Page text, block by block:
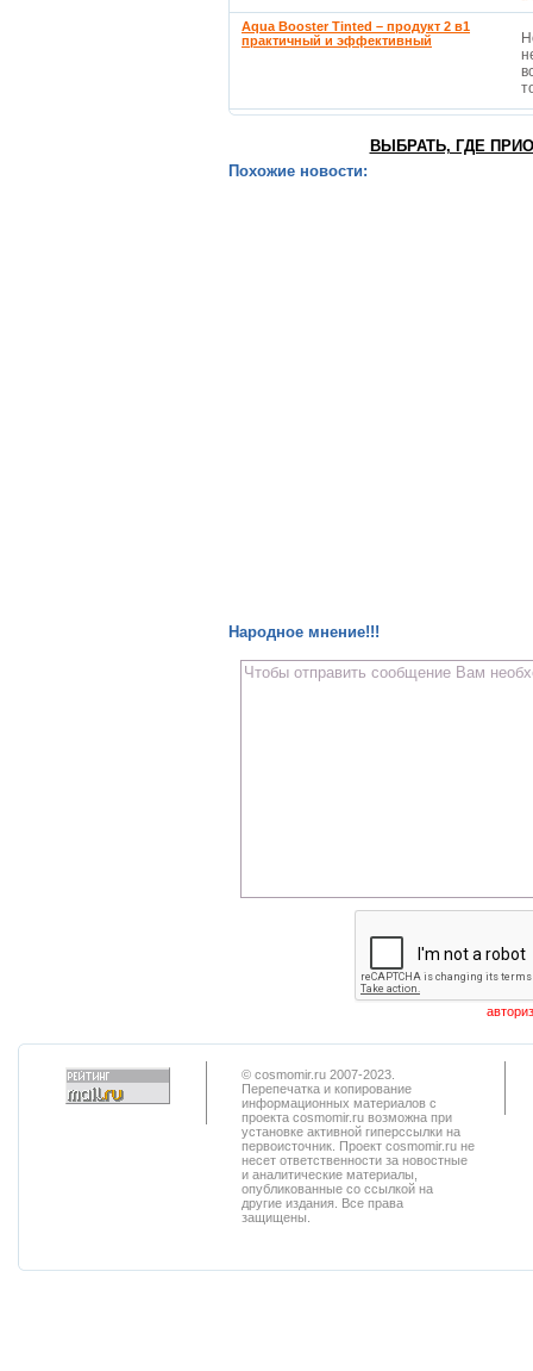
Aqua Booster Tinted – продукт 2 в1
практичный и эффективный
ВЫБРАТЬ, ГДЕ
Похожие новости:
Народное мнение!!!
© cosmomir.ru 2007-2023.
Перепечатка и копирование
информационных материалов с
проекта cosmomir.ru возможна при
установке активной гиперссылки на
первоисточник. Проект cosmomir.ru не
несет ответственности за новостные
и аналитические материалы,
опубликованные со ссылкой на
другие издания. Все права
защищены.